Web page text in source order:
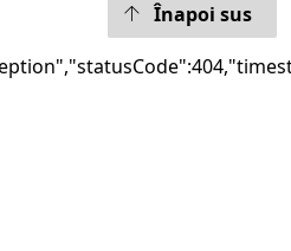
Înapoi sus